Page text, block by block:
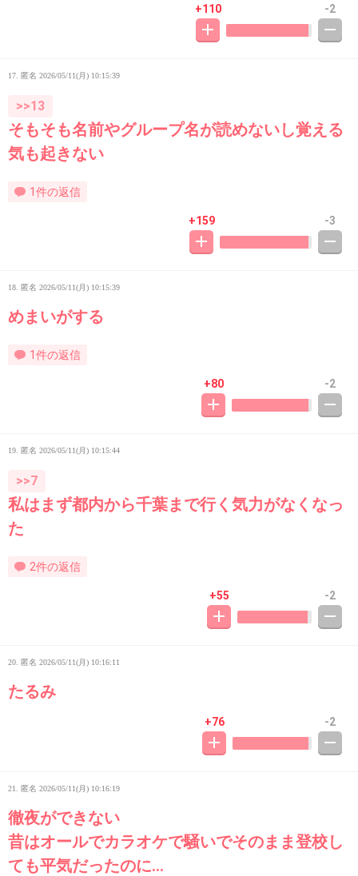
+110 -2
17. 匿名 2026/05/11(月) 10:15:39
>>13
そもそも名前やグループ名が読めないし覚える
気も起きない
1件の返信
+159 -3
18. 匿名 2026/05/11(月) 10:15:39
めまいがする
1件の返信
+80 -2
19. 匿名 2026/05/11(月) 10:15:44
>>7
私はまず都内から千葉まで行く気力がなくなっ
た
2件の返信
+55 -2
20. 匿名 2026/05/11(月) 10:16:11
たるみ
+76 -2
21. 匿名 2026/05/11(月) 10:16:19
徹夜ができない
昔はオールでカラオケで騒いでそのまま登校し
ても平気だったのに…